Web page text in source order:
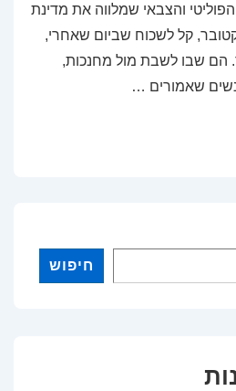
והצבאי שמלווה את מדינת
קל לשכוח שביום שאחרי,
הם שבו לשבת מול מחנכות,
שאמורים …
חיפוש